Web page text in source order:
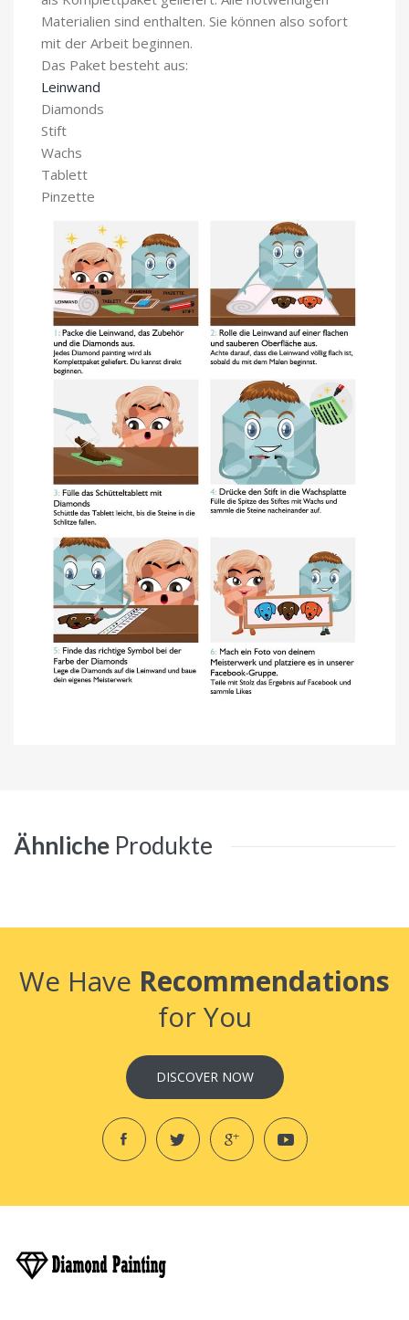
Materialien sind enthalten. Sie können also sofort
mit der Arbeit beginnen.
Das Paket besteht aus:
Leinwand
Diamonds
Stift
Wachs
Tablett
Pinzette
Ähnliche Produkte
We Have Recommendations
for You
DISCOVER NOW